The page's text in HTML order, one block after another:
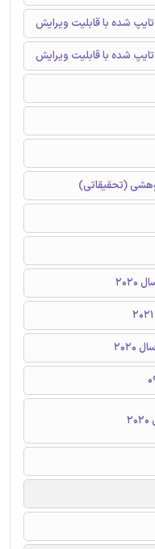
(تحقیقاتی)